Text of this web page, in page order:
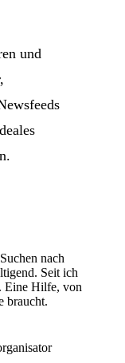
und
nach
Seit ich
Eine Hilfe, von
braucht.